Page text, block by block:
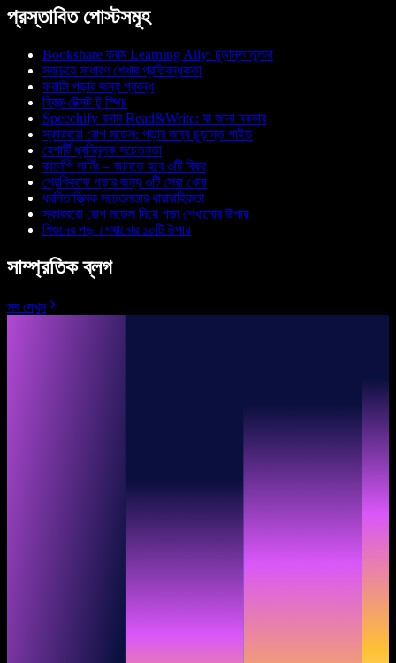
প্রস্তাবিত পোস্টসমূহ
Bookshare বনাম Learning Ally: চূড়ান্ত তুলনা
সবচেয়ে সাধারণ শেখার প্রতিবন্ধকতা
ফরাসি পড়ার জন্য প্রবন্ধ
হিব্রু টেক্সট-টু-স্পিচ
Speechify বনাম Read&Write: যা জানা দরকার
স্কারবরো রোপ মডেল: পড়ার জন্য চূড়ান্ত গাইড
হেগার্টি ধ্বনিমূলক সচেতনতা
কার্নেগি লার্নিং – জানতে হবে ৩টি বিষয়
শ্রেণিকক্ষে পড়ার জন্য ৩টি সেরা খেলা
ধ্বনিতাত্ত্বিক সচেতনতার ধারাবাহিকতা
স্কারবরো রোপ মডেল দিয়ে পড়া শেখানোর উপায়
শিশুদের পড়া শেখানোর ১০টি উপায়
সাম্প্রতিক ব্লগ
সব দেখুন